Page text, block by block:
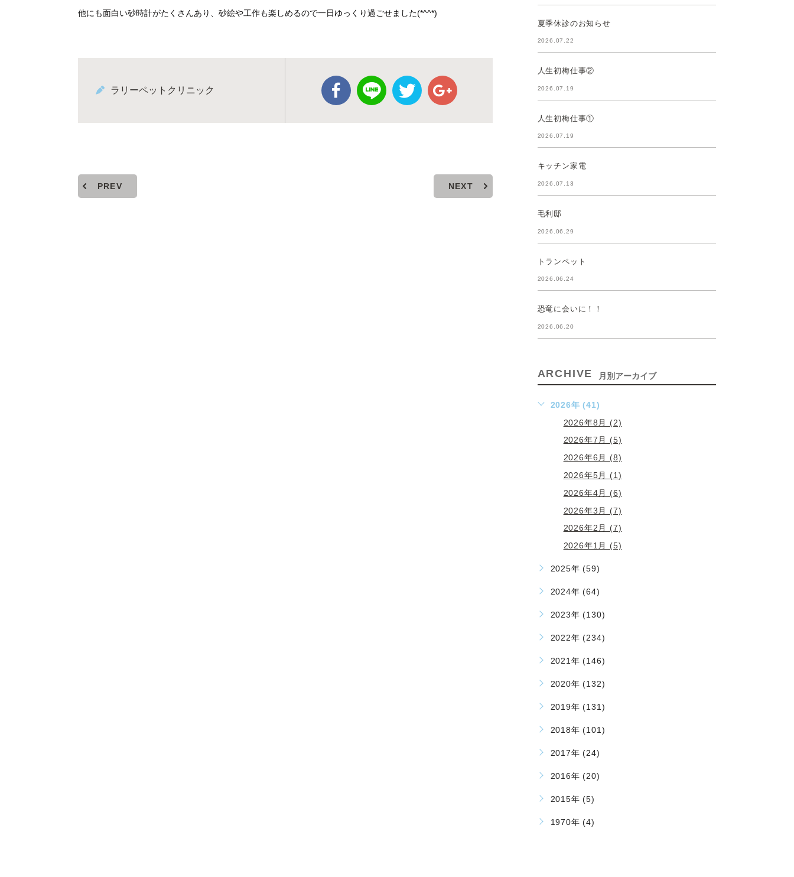
他にも面白い砂時計がたくさんあり、砂絵や工作も楽しめるので一日ゆっくり過ごせました(*^^*)
ラリーペットクリニック
PREV NEXT
夏季休診のお知らせ
2026.07.22
人生初梅仕事②
2026.07.19
人生初梅仕事①
2026.07.19
キッチン家電
2026.07.13
毛利邸
2026.06.29
トランペット
2026.06.24
恐竜に会いに！！
2026.06.20
ARCHIVE 月別アーカイブ
2026年 (41)
2026年8月 (2)
2026年7月 (5)
2026年6月 (8)
2026年5月 (1)
2026年4月 (6)
2026年3月 (7)
2026年2月 (7)
2026年1月 (5)
2025年 (59)
2024年 (64)
2023年 (130)
2022年 (234)
2021年 (146)
2020年 (132)
2019年 (131)
2018年 (101)
2017年 (24)
2016年 (20)
2015年 (5)
1970年 (4)